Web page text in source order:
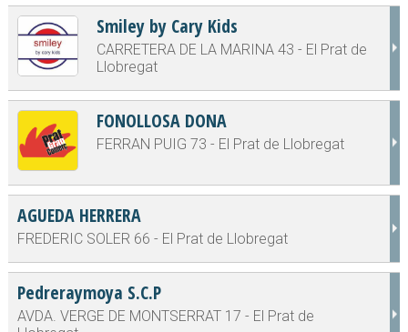
Smiley by Cary Kids
CARRETERA DE LA MARINA 43 - El Prat de
Llobregat
FONOLLOSA DONA
FERRAN PUIG 73 - El Prat de Llobregat
AGUEDA HERRERA
FREDERIC SOLER 66 - El Prat de Llobregat
Pedreraymoya S.C.P
AVDA. VERGE DE MONTSERRAT 17 - El Prat de